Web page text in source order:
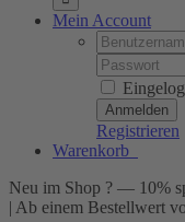
Mein Account
Username:
Password:
Registrieren
Warenkorb
Neu im Shop ? — 10%
| Ab einem Bestellwert